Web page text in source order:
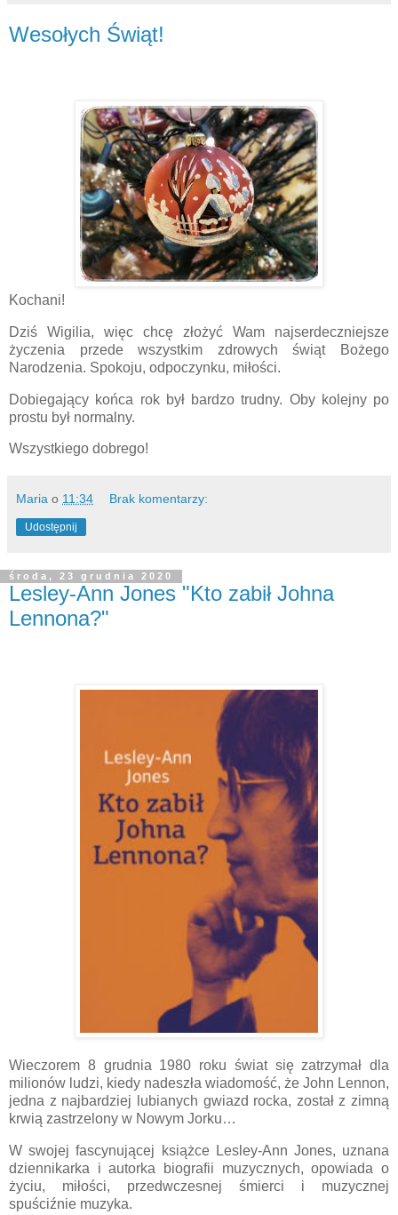
Wesołych Świąt!
Kochani!
Dziś Wigilia, więc chcę złożyć Wam najserdeczniejsze
życzenia przede wszystkim zdrowych świąt Bożego
Narodzenia. Spokoju, odpoczynku, miłości.
Dobiegający końca rok był bardzo trudny. Oby kolejny po
prostu był normalny.
Wszystkiego dobrego!
Maria o 11:34 Brak komentarzy:
Udostępnij
środa, 23 grudnia 2020
Lesley-Ann Jones "Kto zabił Johna
Lennona?"
Wieczorem 8 grudnia 1980 roku świat się zatrzymał dla
milionów ludzi, kiedy nadeszła wiadomość, że John Lennon,
jedna z najbardziej lubianych gwiazd rocka, został z zimną
krwią zastrzelony w Nowym Jorku…
W swojej fascynującej książce Lesley-Ann Jones, uznana
dziennikarka i autorka biografii muzycznych, opowiada o
życiu, miłości, przedwczesnej śmierci i muzycznej
spuściźnie muzyka.